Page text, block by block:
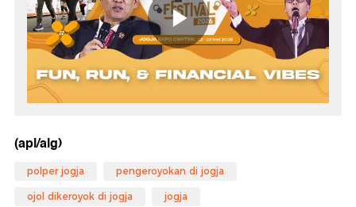
(apl/alg)
polper jogja pengeroyokan di jogja
ojol dikeroyok di jogja jogja